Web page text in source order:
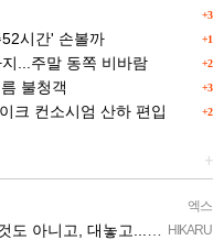
+3
+1
시간' 손볼까
+2
...주말 동쪽 비바람
+3
불청객
+2
크 컨소시엄 산하 편입
+
엑스
HIKARU
니고, 대놓고...ㅋ ㅋ)